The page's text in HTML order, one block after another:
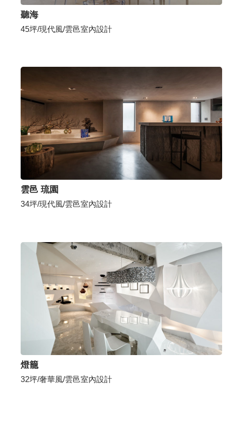
聽海
45坪/現代風/雲邑室內設計
雲邑 琉園
34坪/現代風/雲邑室內設計
燈籠
32坪/奢華風/雲邑室內設計